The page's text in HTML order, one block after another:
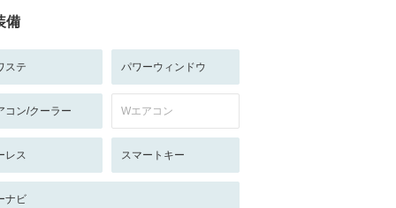
備
ステ パワーウィンドウ
コン/クーラー Wエアコン
レス スマートキー
ナビ